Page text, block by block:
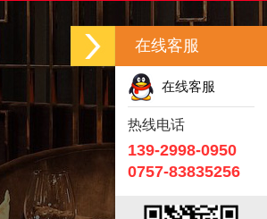
在线客服
在线客服
热线电话
139-2998-0950
0757-83835256